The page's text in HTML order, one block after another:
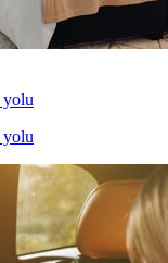
yolu
yolu